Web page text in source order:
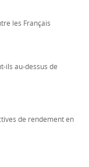
les Français
ils au-dessus de
de rendement en